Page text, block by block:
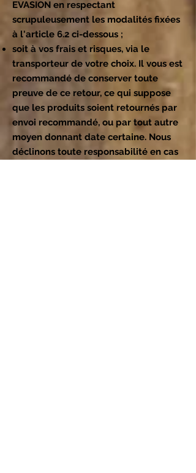
EVASION en respectant
scrupuleusement les modalités fixées
à l'article 6.2 ci-dessous ;
soit à vos frais et risques, via le
transporteur de votre choix. Il vous est
recommandé de conserver toute
preuve de ce retour, ce qui suppose
que les produits soient retournés par
envoi recommandé, ou par tout autre
moyen donnant date certaine. Nous
déclinons toute responsabilité en cas